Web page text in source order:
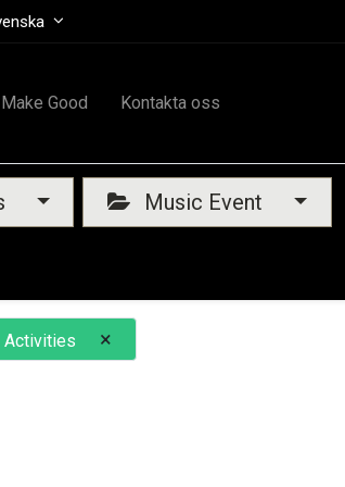
Make Good Kontakta oss
Music Event
Activities ×